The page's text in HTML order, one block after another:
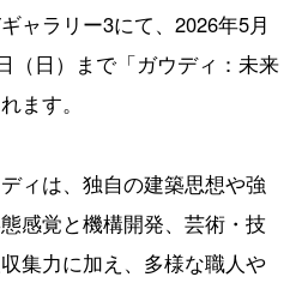
ャラリー3にて、2026年5月
（日）まで「ガウディ：未来
ます。
ィは、独自の建築思想や強
感覚と機構開発、芸術・技
集力に加え、多様な職人や